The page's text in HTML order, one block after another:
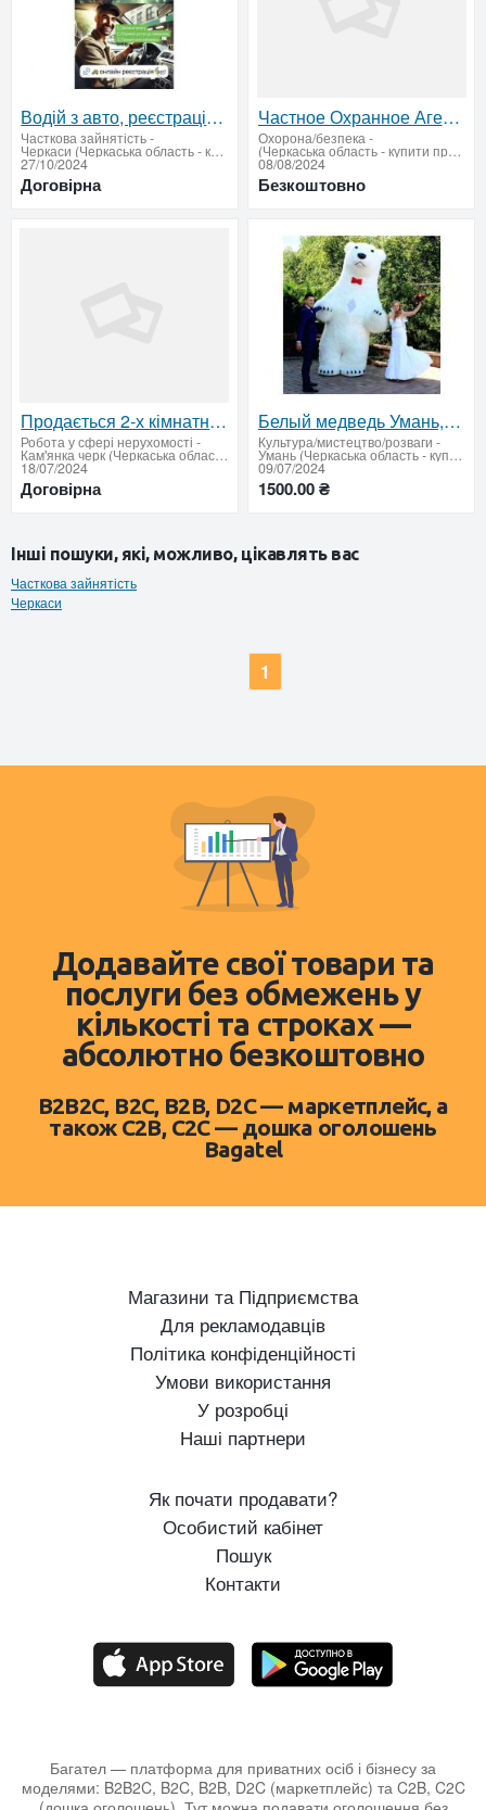
Водій з авто, реєстрація в таксі
Часткова зайнятість-
Черкаси (Черкаська область - купити продати)
27/10/2024
Договірна
Частное Охранное Агенство:Охрана
Охорона/безпека -
(Черкаська область - купити продати)
08/08/2024
Безкоштовно
Продається 2-х кімнатна квартира в центрі м. Кам'янка
Робота у сфері нерухомості -
Кам'янка черк (Черкаська область - купити продати)
18/07/2024
Договірна
Белый медведь Умань,Маньковка,Христиновка,Тальное,Ульяновка,Голованевск.
Культура/мистецтво/розваги -
Умань (Черкаська область - купити продати)
09/07/2024
1500.00 ₴
Інші пошуки, які, можливо, цікавлять вас
Часткова зайнятість
Черкаси
1
Додавайте свої товари та
послуги без обмежень у
кількості та строках —
абсолютно безкоштовно
B2B2C, B2C, B2B, D2C — маркетплейс, а
також C2B, C2C — дошка оголошень
Bagatel
Магазини та Підприємства
Для рекламодавців
Політика конфіденційності
Умови використання
У розробці
Наші партнери
Як почати продавати?
Особистий кабінет
Пошук
Контакти
Багател — платформа для приватних осіб і бізнесу за
моделями: B2B2C, B2C, B2B, D2C (маркетплейс) та C2B, C2C